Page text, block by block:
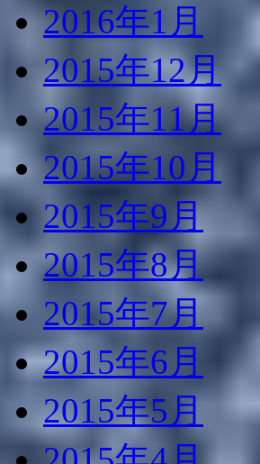
2016年1月
2015年12月
2015年11月
2015年10月
2015年9月
2015年8月
2015年7月
2015年6月
2015年5月